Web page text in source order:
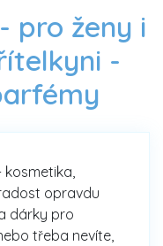
pro ženy i
-
kosmetika,
opravdu
dárky pro
třeba nevíte,